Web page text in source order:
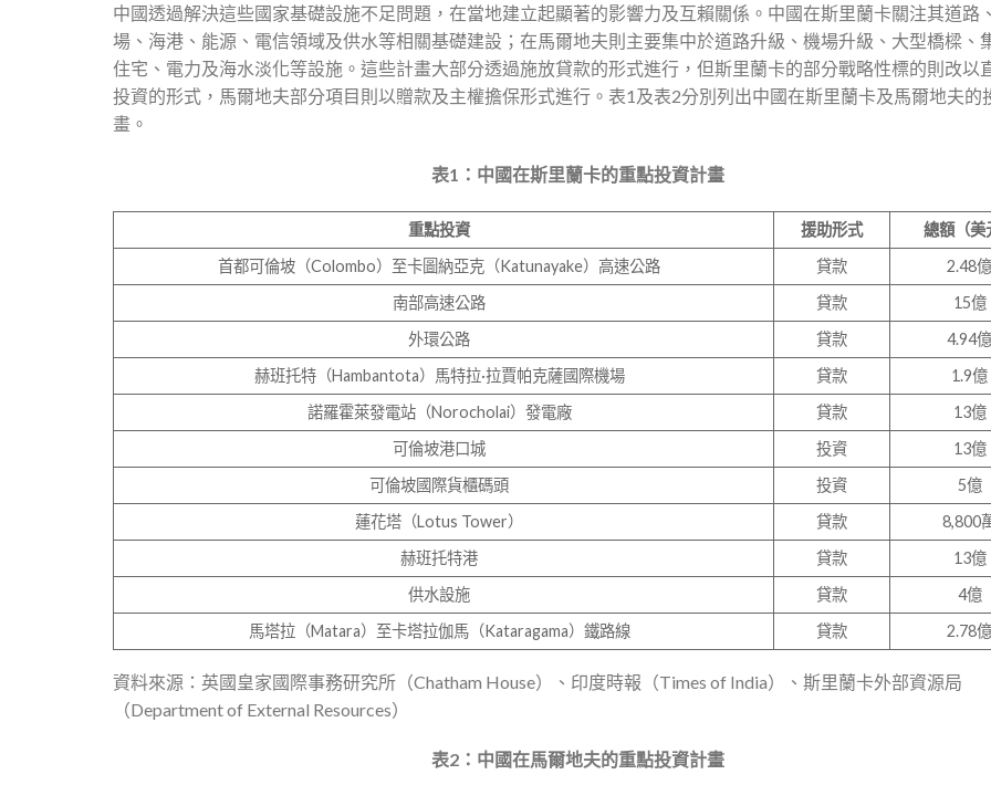
中國透過解決這些國家基礎設施不足問題，在當地建立起顯著的影響力及互賴關係。中國在斯里蘭卡關注其道路
場、海港、能源、電信領域及供水等相關基礎建設；在馬爾地夫則主要集中於道路升級、機場升級、大型橋樑、
住宅、電力及海水淡化等設施。這些計畫大部分透過施放貸款的形式進行，但斯里蘭卡的部分戰略性標的則改以
投資的形式，馬爾地夫部分項目則以贈款及主權擔保形式進行。表1及表2分別列出中國在斯里蘭卡及馬爾地夫的
畫。
表1 ：中國在斯里蘭卡的重點投資計畫
重點投資 援助形式
總額（美
首都可倫坡（Colombo）至卡圖納亞克（Katunayake）高速公路
貸款
2.48
南部高速公路
貸款
15億
外環公路
貸款
4.94
赫班托特（Hambantota）馬特拉·拉賈帕克薩國際機場
貸款
1.9億
諾羅霍萊發電站（Norocholai）發電廠
貸款
13億
可倫坡港口城
投資
13億
可倫坡國際貨櫃碼頭
投資
5億
蓮花塔（Lotus Tower）
貸款
8,800
赫班托特港
貸款
13億
供水設施
貸款
4億
馬塔拉（Matara）至卡塔拉伽馬（Kataragama）鐵路線
貸款 2.78
資料來源：英國皇家國際事務研究所（Chatham House）、印度時報（Times of India）、斯里蘭卡外部資源局
（Department of External Resources）
表2：中國在馬爾地夫的重點投資計畫